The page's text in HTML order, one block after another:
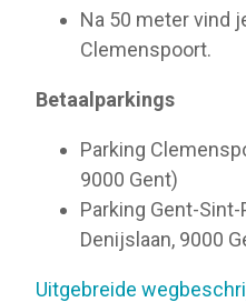
Na 50 meter vind
Clemenspoort.
Betaalparkings
Parking
9000 Gent)
Parking Gent-
Denijslaan, 9000
Uitgebreide